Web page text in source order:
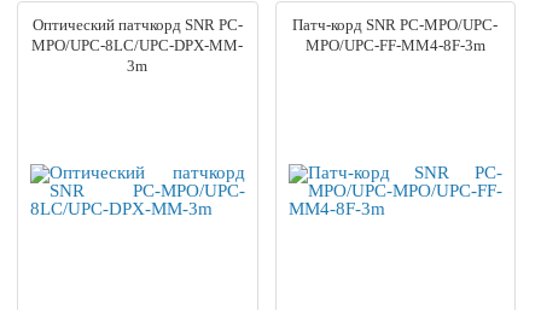
Оптический патчкорд SNR PC-
MPO/UPC-8LC/UPC-DPX-MM-
3m
Патч-корд SNR PC-MPO/UPC-
MPO/UPC-FF-MM4-8F-3m